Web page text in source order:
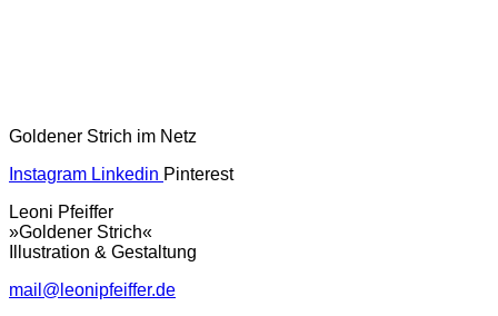
Goldener Strich im Netz
Instagram Linkedin Pinterest
Leoni Pfeiffer
»Goldener Strich«
Illustration & Gestaltung
mail@leonipfeiffer.de